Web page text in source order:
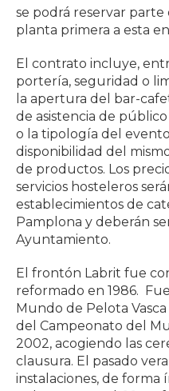
se podrá reservar parte
planta primera a esta
El contrato incluye,
portería, seguridad o
la apertura del bar-
de asistencia de
o la tipología del
disponibilidad del
de productos. Los
servicios hosteleros
establecimientos de
Pamplona y deberán
Ayuntamiento.
El frontón Labrit fue
reformado en 1986.
Mundo de Pelota Vasca
del Campeonato del
2002, acogiendo las
clausura. El pasado
instalaciones, de forma